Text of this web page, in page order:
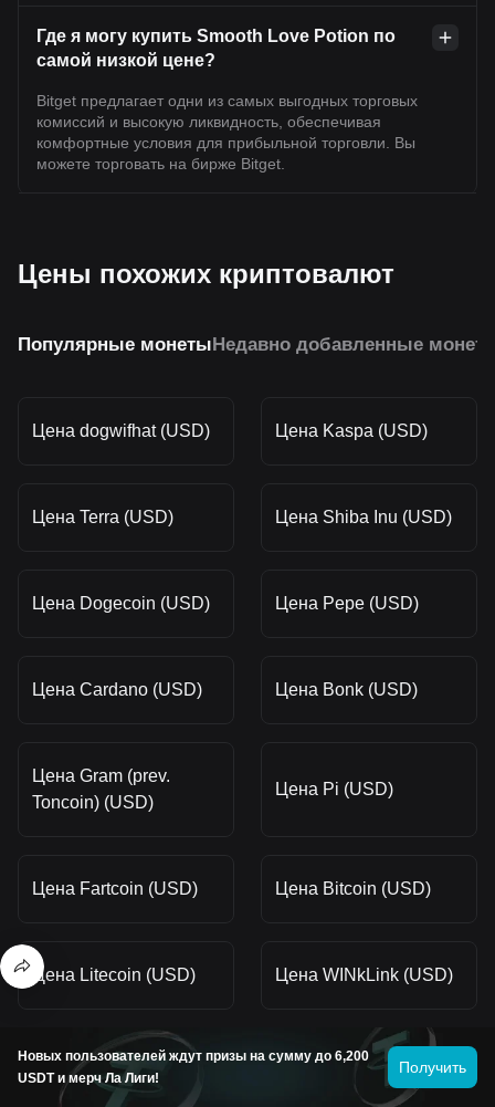
Где я могу купить Smooth Love Potion по
самой низкой цене?
Bitget предлагает одни из самых выгодных торговых
комиссий и высокую ликвидность, обеспечивая
комфортные условия для прибыльной торговли. Вы
можете торговать на бирже Bitget.
Цены похожих криптовалют
Популярные монетыНедавно добавленные
Цена dogwifhat (USD) Цена Kaspa (USD)
Цена Terra (USD) Цена Shiba Inu (USD)
Цена Dogecoin (USD) Цена Pepe (USD)
Цена Cardano (USD) Цена Bonk (USD)
Цена Gram (prev.
Toncoin) (USD)
Цена Pi (USD)
Цена Fartcoin (USD) Цена Bitcoin (USD)
Цена Litecoin (USD) Цена WINkLink (USD)
Цена Solana (USD) Цена Stellar (USD)
Новых пользователей ждут призы на сумму до 6,200
USDT и мерч Ла Лиги!
Получить